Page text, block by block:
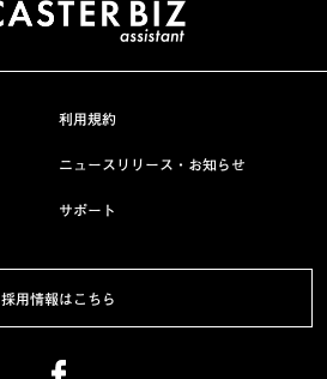
利用規約
ニュースリリース・お知らせ
サポート
採用情報はこちら